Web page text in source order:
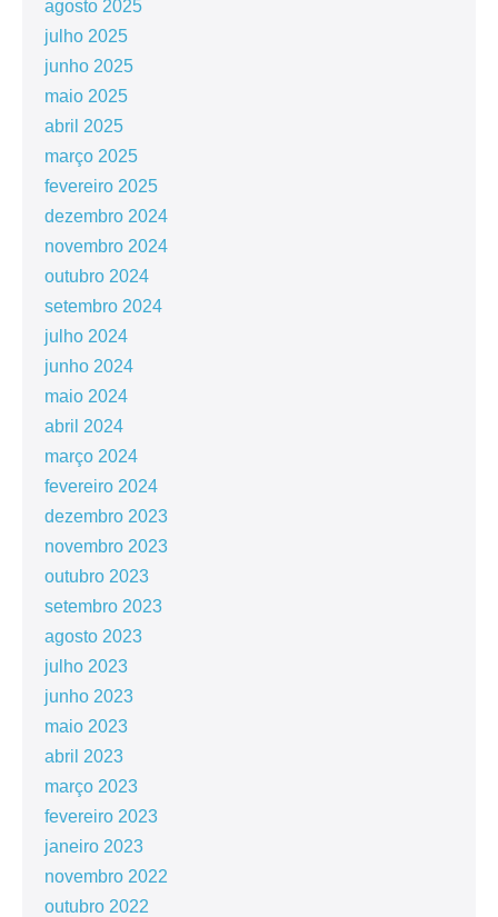
agosto 2025
julho 2025
junho 2025
maio 2025
abril 2025
março 2025
fevereiro 2025
dezembro 2024
novembro 2024
outubro 2024
setembro 2024
julho 2024
junho 2024
maio 2024
abril 2024
março 2024
fevereiro 2024
dezembro 2023
novembro 2023
outubro 2023
setembro 2023
agosto 2023
julho 2023
junho 2023
maio 2023
abril 2023
março 2023
fevereiro 2023
janeiro 2023
novembro 2022
outubro 2022